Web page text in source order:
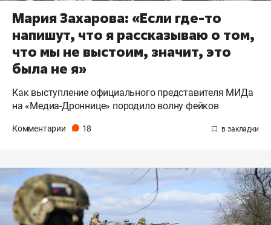
Мария Захарова: «Если где-то
напишут, что я рассказываю о том,
что мы не выстоим, значит, это
была не я»
Как выступление официального представителя МИДа
на «Медиа-Дроннице» породило волну фейков
Комментарии 18